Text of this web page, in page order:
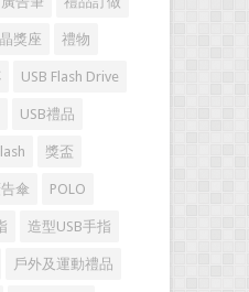
獎座 禮物
USB Flash Drive
USB禮品
獎盃
傘 POLO
造型USB手指
戶外及運動禮品